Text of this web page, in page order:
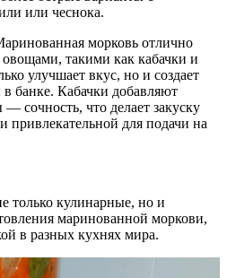
или чеснока.
морковь отлично
овощами, такими как кабачки и
улучшает вкус, но и создает
банке. Кабачки добавляют
сочность, что делает закуску
привлекательной для подачи на
только кулинарные, но и
маринованной моркови,
в разных кухнях мира.